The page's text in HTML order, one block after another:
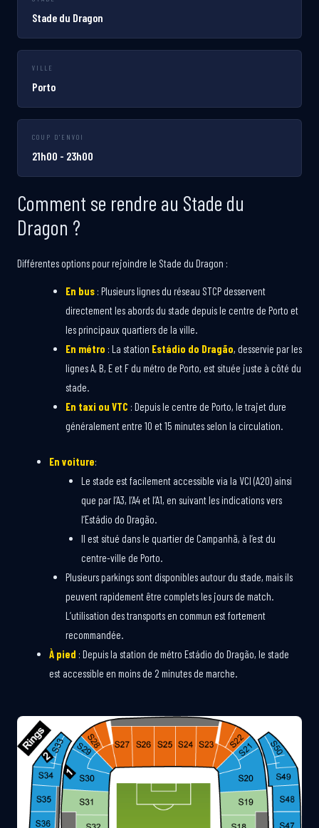
Stade du Dragon
VILLE
Porto
COUP D'ENVOI
21h00 - 23h00
Comment se rendre au Stade du
Dragon ?
Différentes options pour rejoindre le Stade du Dragon :
En bus: Plusieurs lignes du réseau STCP desservent
directement les abords du stade depuis le centre de Porto et
les principaux quartiers de la ville.
En métro : La station Estádio do Dragão, desservie par les
lignes A, B, E et F du métro de Porto, est située juste à côté du
stade.
En taxi ou VTC : Depuis le centre de Porto, le trajet dure
généralement entre 10 et 15 minutes selon la circulation.
En voiture:
Le stade est facilement accessible via la VCI (A20) ainsi
que par l’A3, l’A4 et l’A1, en suivant les indications vers
l’Estádio do Dragão.
Il est situé dans le quartier de Campanhã, à l’est du
centre-ville de Porto.
Plusieurs parkings sont disponibles autour du stade, mais ils
peuvent rapidement être complets les jours de match.
L’utilisation des transports en commun est fortement
recommandée.
À pied : Depuis la station de métro Estádio do Dragão, le stade
est accessible en moins de 2 minutes de marche.